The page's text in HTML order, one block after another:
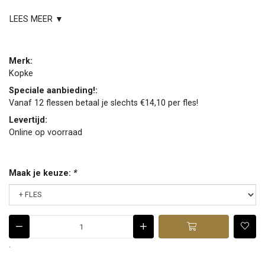
LEES MEER ▼
Merk:
Kopke
Speciale aanbieding!:
Vanaf 12 flessen betaal je slechts €14,10 per fles!
Levertijd:
Online op voorraad
Maak je keuze: *
.